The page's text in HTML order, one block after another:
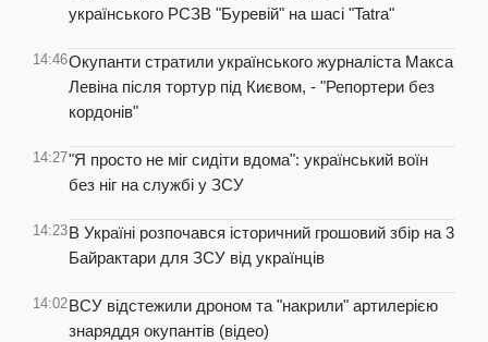
українського РСЗВ "Буревій" на шасі "Tatra"
14:46Окупанти стратили українського журналіста Макса
Левіна після тортур під Києвом, - "Репортери без
кордонів"
14:27"Я просто не міг сидіти вдома": український воїн
без ніг на службі у ЗСУ
14:23В Україні розпочався історичний грошовий збір на 3
Байрактари для ЗСУ від українців
14:02ВСУ відстежили дроном та "накрили" артилерією
знаряддя окупантів (відео)